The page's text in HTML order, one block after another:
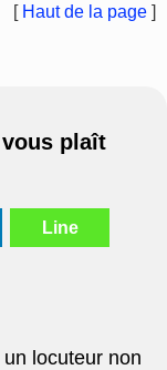
[ Haut de la page ]
plaît
Line
locuteur non